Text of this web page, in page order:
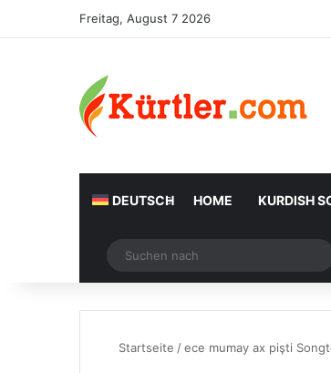
Freitag, August 7 2026
DEUTSCH HOME KURDISH
Zufälliger Artikel
Startseite /ece mumay ax pişti